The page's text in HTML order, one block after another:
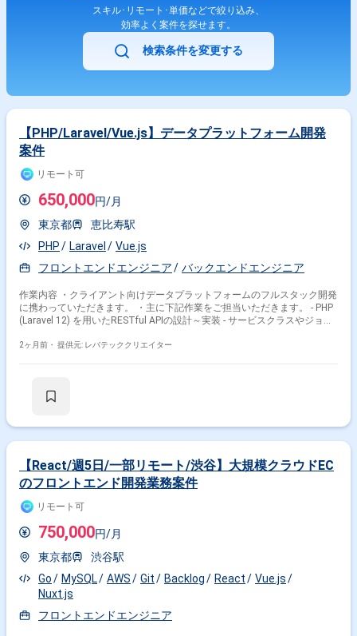
スキル･リモート･単価などで絞り込み、
効率よく案件を探せます。
検索条件を変更する
【PHP/Laravel/Vue.js】データプラットフォーム開発
案件
リモート可
650,000円/月
東京都
恵比寿駅
PHP
Laravel
Vue.js
フロントエンドエンジニア
バックエンドエンジニア
作業内容 ・クライアント向けデータプラットフォームのフルスタック開発
に携わっていただきます。 ・主に下記作業をご担当いただきます。 - PHP
(Laravel 12) を用いたRESTful APIの設計～実装 - サービスクラスやジョブ
適化 - 外部APIとの連携処理の実装 - Vue 3 、TypeScript によるSPAの機能
2ヶ月前・ 提供元: レバテッククリエイター
【React/週5日/一部リモート/渋谷】大規模クラウドEC
のフロントエンド開発業務案件
リモート可
750,000円/月
東京都
渋谷駅
Go
MySQL AWS Git Backlog React
Vue.js
Nuxt.js
フロントエンドエンジニア